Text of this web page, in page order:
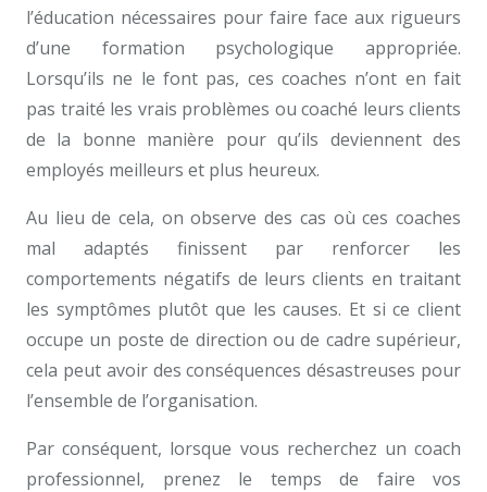
l’éducation nécessaires pour faire face aux rigueurs
d’une formation psychologique appropriée.
Lorsqu’ils ne le font pas, ces coaches n’ont en fait
pas traité les vrais problèmes ou coaché leurs clients
de la bonne manière pour qu’ils deviennent des
employés meilleurs et plus heureux.
Au lieu de cela, on observe des cas où ces coaches
mal adaptés finissent par renforcer les
comportements négatifs de leurs clients en traitant
les symptômes plutôt que les causes. Et si ce client
occupe un poste de direction ou de cadre supérieur,
cela peut avoir des conséquences désastreuses pour
l’ensemble de l’organisation.
Par conséquent, lorsque vous recherchez un coach
professionnel, prenez le temps de faire vos